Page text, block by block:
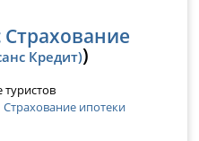
Страхование
Кредит))
туристов
Страхование ипотеки